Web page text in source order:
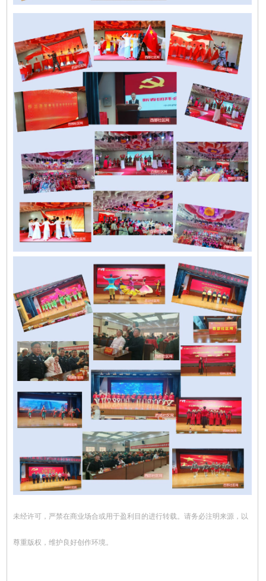
未经许可，严禁在商业场合或用于盈利目的进行转载。请务必注明来源，以
尊重版权，维护良好创作环境。